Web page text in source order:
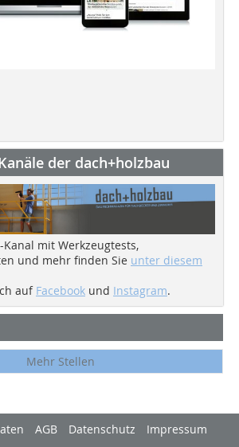
der dach+holzbau
Kanal mit Werkzeugtests,
und mehr finden Sie unter diesem
auf Facebook und Instagram.
Mehr Stellen
AGB Datenschutz
Impressum